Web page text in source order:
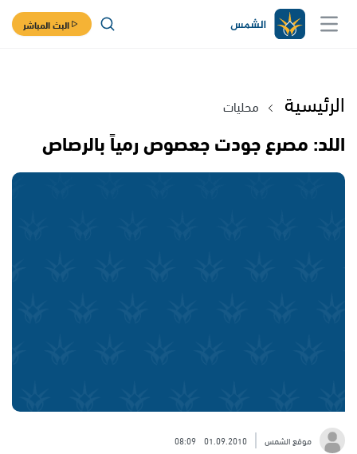
البث المباشر
الرئيسية محليات
اللد: مصرع جودت جعصوص رمياً بالرصاص
موقع الشمس 01.09.2010
08:09